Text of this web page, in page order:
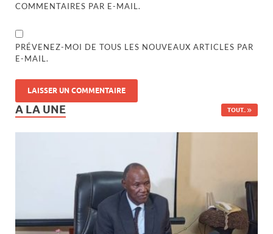
COMMENTAIRES PAR E-MAIL.
PRÉVENEZ-MOI DE TOUS LES NOUVEAUX ARTICLES PAR
E-MAIL.
A LA UNE TOUT..